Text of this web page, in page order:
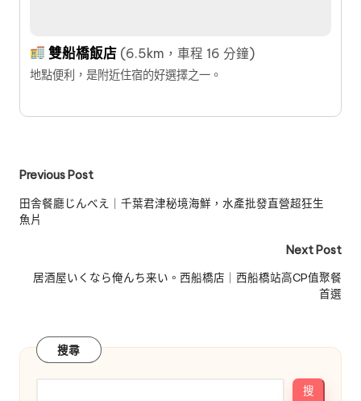
雙船橋飯店 (6.5km，車程 16 分鐘)
地點便利，是附近住宿的好選擇之一。
Post
navigation
Previous Post
田舎餐廳じんべえ｜千葉君津秘境海鮮，水產批發直營超狂生
魚片
Next Post
居酒屋いくなら俺んち来い。西船橋店｜西船橋站高CP值聚餐
首選
搜尋
搜